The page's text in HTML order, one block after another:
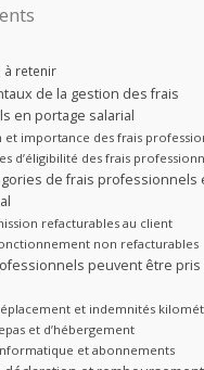
à retenir
de la gestion des frais
en portage salarial
et importance des frais
d’éligibilité des frais
de frais professionnels
refacturables au client
non refacturables
peuvent être pris
et indemnités
et d’hébergement
et abonnements